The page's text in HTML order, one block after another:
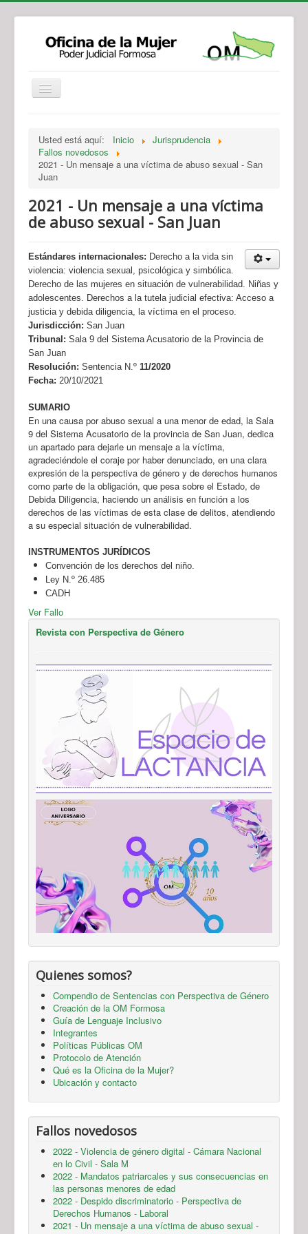
Legislación
Novedades
Recursos y Servicios de Atención
Contacto
Usted está aquí: Inicio
Jurisprudencia
Fallos novedosos
2021 - Un mensaje a una víctima de abuso sexual - San
Juan
2021 - Un mensaje a una víctima
de abuso sexual - San Juan
Estándares internacionales: Derecho a la vida sin
violencia: violencia sexual, psicológica y simbólica.
Derecho de las mujeres en situación de vulnerabilidad. Niñas y
adolescentes. Derechos a la tutela judicial efectiva: Acceso a
justicia y debida diligencia, la víctima en el proceso.
Jurisdicción: San Juan
Tribunal: Sala 9 del Sistema Acusatorio de la Provincia de
San Juan
Resolución: Sentencia N.º 11/2020
Fecha: 20/10/2021
SUMARIO
En una causa por abuso sexual a una menor de edad, la Sala
9 del Sistema Acusatorio de la provincia de San Juan, dedica
un apartado para dejarle un mensaje a la víctima,
agradeciéndole el coraje por haber denunciado, en una clara
expresión de la perspectiva de género y de derechos humanos
como parte de la obligación, que pesa sobre el Estado, de
Debida Diligencia, haciendo un análisis en función a los
derechos de las víctimas de esta clase de delitos, atendiendo
a su especial situación de vulnerabilidad.
INSTRUMENTOS JURÍDICOS
Convención de los derechos del niño.
Ley N.º 26.485
CADH
Ver Fallo
Revista con Perspectiva de Género
Quienes somos?
Compendio de Sentencias con Perspectiva de Género
Creación de la OM Formosa
Guía de Lenguaje Inclusivo
Integrantes
Políticas Públicas OM
Protocolo de Atención
Qué es la Oficina de la Mujer?
Ubicación y contacto
Fallos novedosos
2022 - Violencia de género digital - Cámara Nacional
en lo Civil - Sala M
2022 - Mandatos patriarcales y sus consecuencias en
las personas menores de edad
2022 - Despido discriminatorio - Perspectiva de
Derechos Humanos - Laboral
2021 - Un mensaje a una víctima de abuso sexual -